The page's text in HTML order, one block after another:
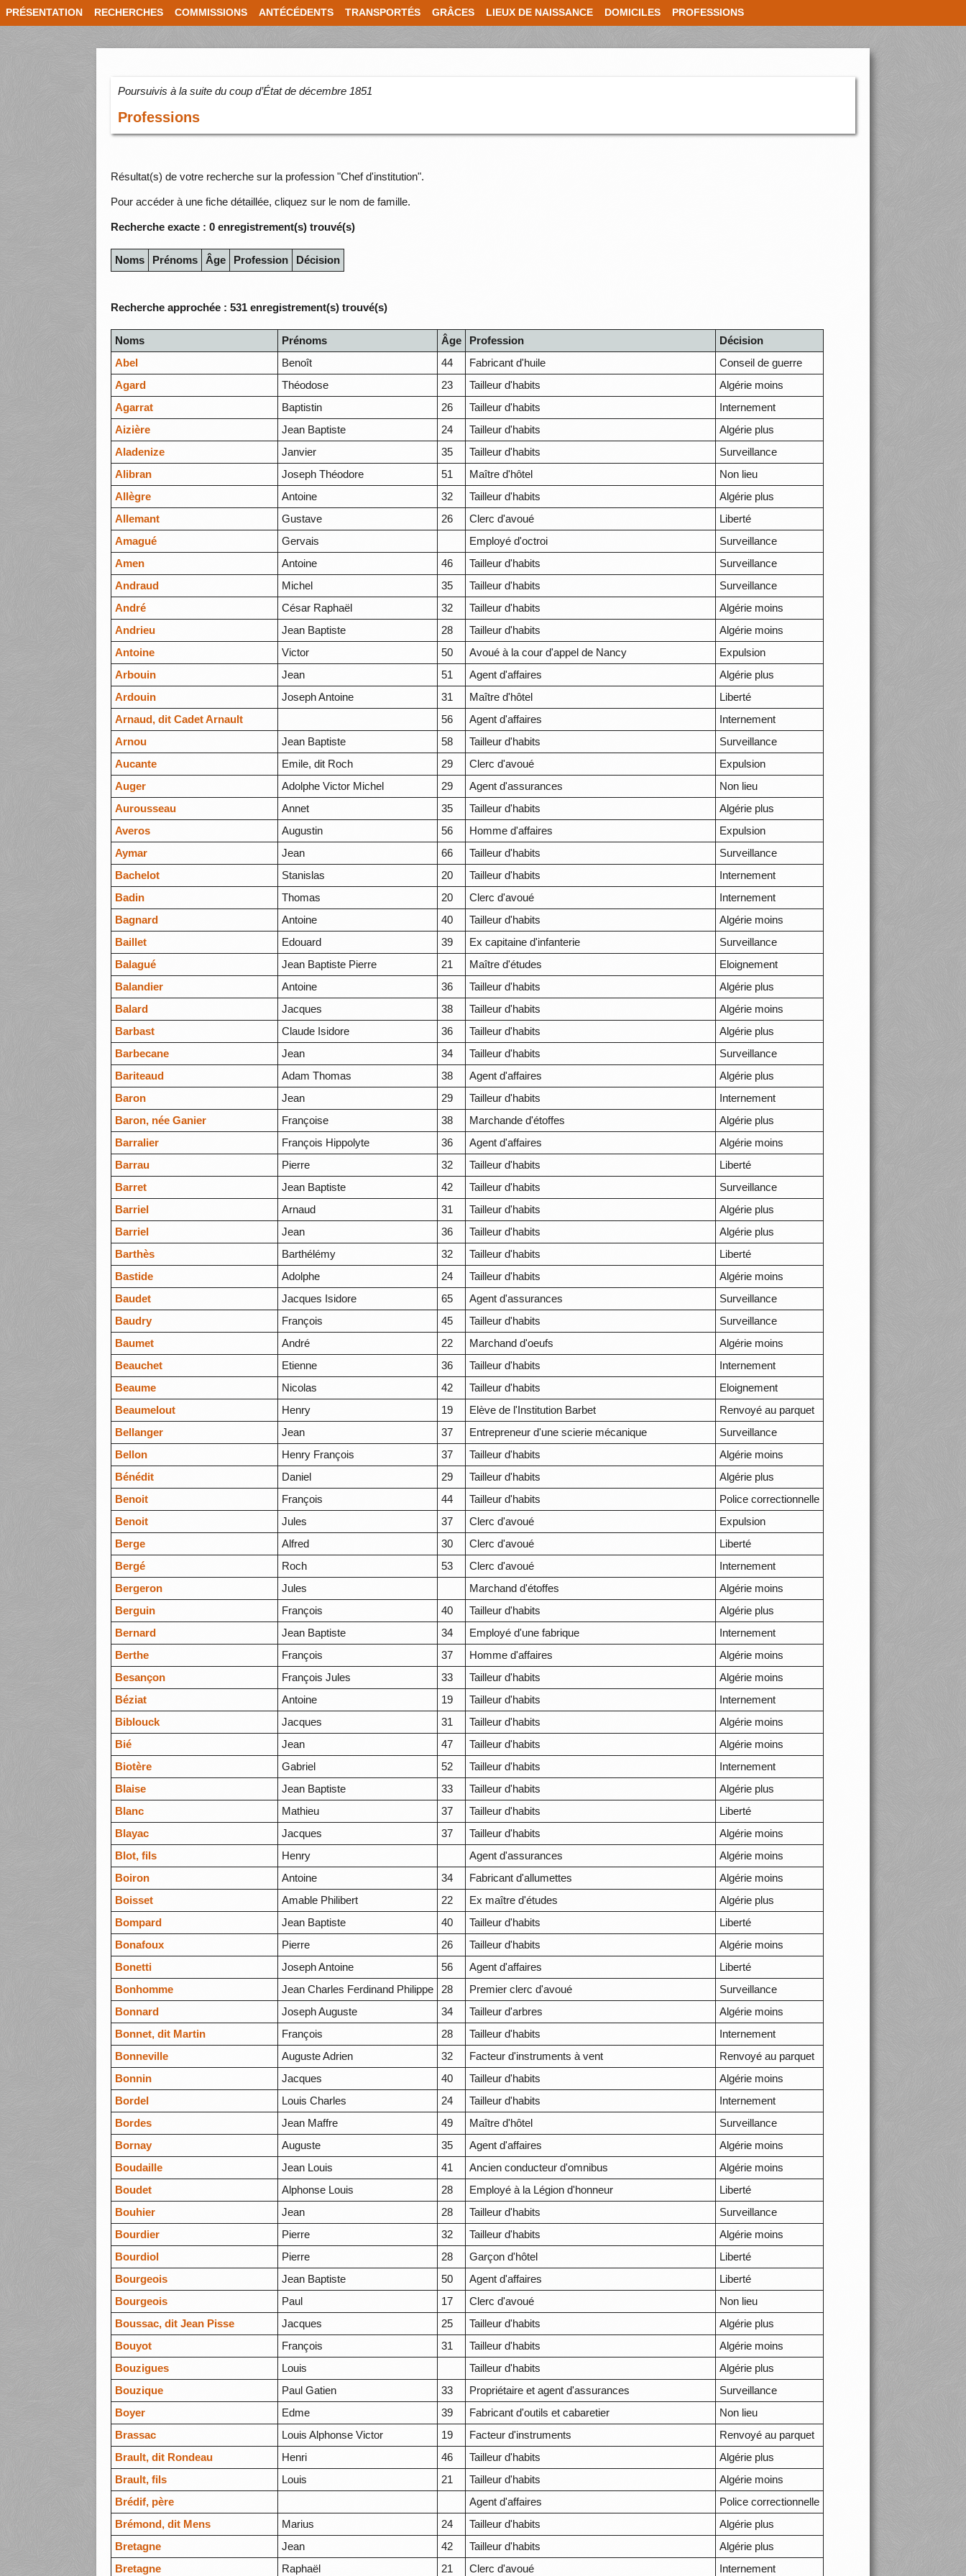
PRÉSENTATION RECHERCHES COMMISSIONS ANTÉCÉDENTS TRANSPORTÉS GRÂCES LIEUX DE NAISSANCE DOMICILES PROFESSIONS
Poursuivis à la suite du coup d’État de décembre 1851
Professions
Résultat(s) de votre recherche sur la profession "Chef d'institution".
Pour accéder à une fiche détaillée, cliquez sur le nom de famille.
Recherche exacte : 0 enregistrement(s) trouvé(s)
Noms Prénoms Âge Profession Décision
Recherche approchée : 531 enregistrement(s) trouvé(s)
Noms Prénoms Âge Profession
Décision
Abel
Benoît 44 Fabricant d'huile
Conseil de guerre
Agard
Théodose 23 Tailleur d'habits
Algérie moins
Agarrat
Baptistin 26 Tailleur d'habits
Internement
Aizière
Jean Baptiste 24 Tailleur d'habits
Algérie plus
Aladenize
Janvier 35 Tailleur d'habits
Surveillance
Alibran
Joseph Théodore 51 Maître d'hôtel
Non lieu
Allègre
Antoine 32 Tailleur d'habits
Algérie plus
Allemant
Gustave 26 Clerc d'avoué
Liberté
Amagué
Gervais Employé d'octroi
Surveillance
Amen
Antoine 46 Tailleur d'habits
Surveillance
Andraud
Michel 35 Tailleur d'habits
Surveillance
André
César Raphaël 32 Tailleur d'habits
Algérie moins
Andrieu
Jean Baptiste 28 Tailleur d'habits
Algérie moins
Antoine
Victor 50 Avoué à la cour d'appel de Nancy
Expulsion
Arbouin
Jean 51 Agent d'affaires
Algérie plus
Ardouin
Joseph Antoine 31 Maître d'hôtel
Liberté
Arnaud, dit Cadet Arnault
56 Agent d'affaires
Internement
Arnou
Jean Baptiste 58 Tailleur d'habits
Surveillance
Aucante
Emile, dit Roch 29 Clerc d'avoué
Expulsion
Auger
Adolphe Victor Michel 29 Agent d'assurances
Non lieu
Aurousseau
Annet 35 Tailleur d'habits
Algérie plus
Averos
Augustin 56 Homme d'affaires
Expulsion
Aymar
Jean 66 Tailleur d'habits
Surveillance
Bachelot
Stanislas 20 Tailleur d'habits
Internement
Badin
Thomas 20 Clerc d'avoué
Internement
Bagnard
Antoine 40 Tailleur d'habits
Algérie moins
Baillet
Edouard 39 Ex capitaine d'infanterie
Surveillance
Balagué
Jean Baptiste Pierre 21 Maître d'études
Eloignement
Balandier
Antoine 36 Tailleur d'habits
Algérie plus
Balard
Jacques 38 Tailleur d'habits
Algérie moins
Barbast
Claude Isidore 36 Tailleur d'habits
Algérie plus
Barbecane
Jean 34 Tailleur d'habits
Surveillance
Bariteaud
Adam Thomas 38 Agent d'affaires
Algérie plus
Baron
Jean 29 Tailleur d'habits
Internement
Baron, née Ganier
Françoise 38 Marchande d'étoffes
Algérie plus
Barralier
François Hippolyte 36 Agent d'affaires
Algérie moins
Barrau
Pierre 32 Tailleur d'habits
Liberté
Barret
Jean Baptiste 42 Tailleur d'habits
Surveillance
Barriel
Arnaud 31 Tailleur d'habits
Algérie plus
Barriel
Jean 36 Tailleur d'habits
Algérie plus
Barthès
Barthélémy 32 Tailleur d'habits
Liberté
Bastide
Adolphe 24 Tailleur d'habits
Algérie moins
Baudet
Jacques Isidore 65 Agent d'assurances
Surveillance
Baudry
François 45 Tailleur d'habits
Surveillance
Baumet
André 22 Marchand d'oeufs
Algérie moins
Beauchet
Etienne 36 Tailleur d'habits
Internement
Beaume
Nicolas 42 Tailleur d'habits
Eloignement
Beaumelout
Henry 19 Elève de l'Institution Barbet
Renvoyé au parquet
Bellanger
Jean 37 Entrepreneur d'une scierie mécanique
Surveillance
Bellon
Henry François 37 Tailleur d'habits
Algérie moins
Bénédit
Daniel 29 Tailleur d'habits
Algérie plus
Benoit
François 44 Tailleur d'habits
Police correctionnelle
Benoit
Jules 37 Clerc d'avoué
Expulsion
Berge
Alfred 30 Clerc d'avoué
Liberté
Bergé
Roch 53 Clerc d'avoué
Internement
Bergeron
Jules Marchand d'étoffes
Algérie moins
Berguin
François 40 Tailleur d'habits
Algérie plus
Bernard
Jean Baptiste 34 Employé d'une fabrique
Internement
Berthe
François 37 Homme d'affaires
Algérie moins
Besançon
François Jules 33 Tailleur d'habits
Algérie moins
Béziat
Antoine 19 Tailleur d'habits
Internement
Biblouck
Jacques 31 Tailleur d'habits
Algérie moins
Bié
Jean 47 Tailleur d'habits
Algérie moins
Biotère
Gabriel 52 Tailleur d'habits
Internement
Blaise
Jean Baptiste 33 Tailleur d'habits
Algérie plus
Blanc
Mathieu 37 Tailleur d'habits
Liberté
Blayac
Jacques 37 Tailleur d'habits
Algérie moins
Blot, fils
Henry Agent d'assurances
Algérie moins
Boiron
Antoine 34 Fabricant d'allumettes
Algérie moins
Boisset
Amable Philibert 22 Ex maître d'études
Algérie plus
Bompard
Jean Baptiste 40 Tailleur d'habits
Liberté
Bonafoux
Pierre 26 Tailleur d'habits
Algérie moins
Bonetti
Joseph Antoine 56 Agent d'affaires
Liberté
Bonhomme
Jean Charles Ferdinand Philippe 28 Premier clerc d'avoué
Surveillance
Bonnard
Joseph Auguste 34 Tailleur d'arbres
Algérie moins
Bonnet, dit Martin
François 28 Tailleur d'habits
Internement
Bonneville
Auguste Adrien 32 Facteur d'instruments à vent
Renvoyé au parquet
Bonnin
Jacques 40 Tailleur d'habits
Algérie moins
Bordel
Louis Charles 24 Tailleur d'habits
Internement
Bordes
Jean Maffre 49 Maître d'hôtel
Surveillance
Bornay
Auguste 35 Agent d'affaires
Algérie moins
Boudaille
Jean Louis 41 Ancien conducteur d'omnibus
Algérie moins
Boudet
Alphonse Louis 28 Employé à la Légion d'honneur
Liberté
Bouhier
Jean 28 Tailleur d'habits
Surveillance
Bourdier
Pierre 32 Tailleur d'habits
Algérie moins
Bourdiol
Pierre 28 Garçon d'hôtel
Liberté
Bourgeois
Jean Baptiste 50 Agent d'affaires
Liberté
Bourgeois
Paul 17 Clerc d'avoué
Non lieu
Boussac, dit Jean Pisse
Jacques 25 Tailleur d'habits
Algérie plus
Bouyot
François 31 Tailleur d'habits
Algérie moins
Bouzigues
Louis Tailleur d'habits
Algérie plus
Bouzique
Paul Gatien 33 Propriétaire et agent d'assurances
Surveillance
Boyer
Edme 39 Fabricant d'outils et cabaretier
Non lieu
Brassac
Louis Alphonse Victor 19 Facteur d'instruments
Renvoyé au parquet
Brault, dit Rondeau
Henri 46 Tailleur d'habits
Algérie plus
Brault, fils
Louis 21 Tailleur d'habits
Algérie moins
Brédif, père
Agent d'affaires
Police correctionnelle
Brémond, dit Mens
Marius 24 Tailleur d'habits
Algérie plus
Bretagne
Jean 42 Tailleur d'habits
Algérie plus
Bretagne
Raphaël 21 Clerc d'avoué Internement